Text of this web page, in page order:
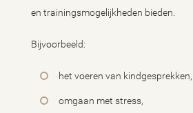
en trainingsmogelijkheden bieden.
Bijvoorbeeld:
het voeren van kindgesprekken,
omgaan met stress,